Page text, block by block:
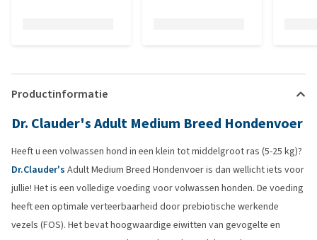
Productinformatie
Dr. Clauder's Adult Medium Breed Hondenvoer
Heeft u een volwassen hond in een klein tot middelgroot ras (5-25 kg)?
Dr.Clauder's Adult Medium Breed Hondenvoer is dan wellicht iets voor
jullie! Het is een volledige voeding voor volwassen honden. De voeding
heeft een optimale verteerbaarheid door prebiotische werkende
vezels (FOS). Het bevat hoogwaardige eiwitten van gevogelte en